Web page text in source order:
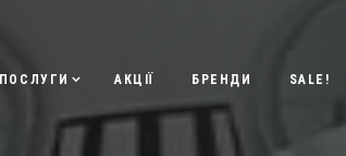
ПОСЛУГИ АКЦІЇ БРЕНДИ SALE!